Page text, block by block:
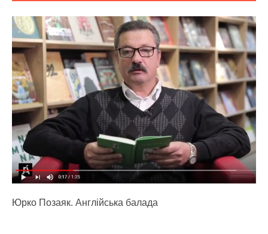
Юрко Позаяк. Англійська балада